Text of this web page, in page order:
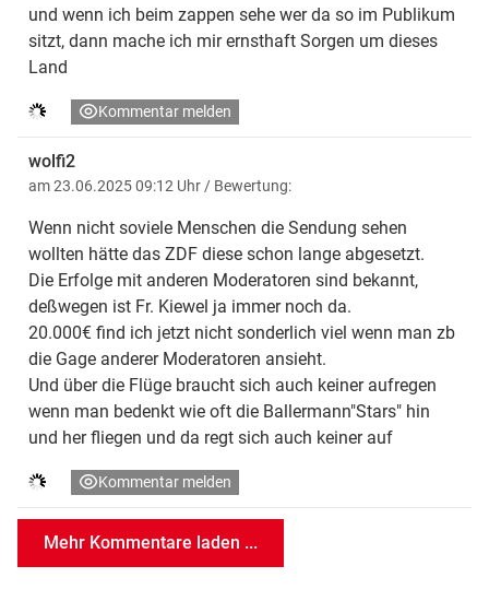
und wenn ich beim zappen sehe wer da so im Publikum
sitzt, dann mache ich mir ernsthaft Sorgen um dieses
Land
Kommentar melden
wolfi2
am 23.06.2025 09:12 Uhr / Bewertung:
Wenn nicht soviele Menschen die Sendung sehen
wollten hätte das ZDF diese schon lange abgesetzt.
Die Erfolge mit anderen Moderatoren sind bekannt,
deßwegen ist Fr. Kiewel ja immer noch da.
20.000€ find ich jetzt nicht sonderlich viel wenn man zb
die Gage anderer Moderatoren ansieht.
Und über die Flüge braucht sich auch keiner aufregen
wenn man bedenkt wie oft die Ballermann"Stars" hin
und her fliegen und da regt sich auch keiner auf
Kommentar melden
Mehr Kommentare laden ...